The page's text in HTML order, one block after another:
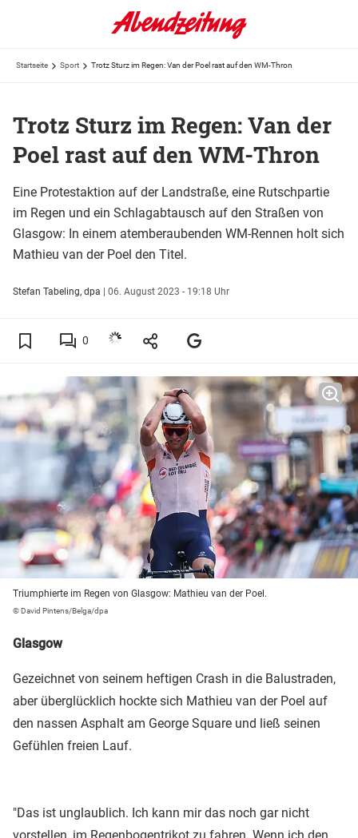
Startseite Sport Trotz Sturz im Regen: Van der Poel rast auf den WM-Thron
Trotz Sturz im Regen: Van der
Poel rast auf den WM-Thron
Eine Protestaktion auf der Landstraße, eine Rutschpartie
im Regen und ein Schlagabtausch auf den Straßen von
Glasgow: In einem atemberaubenden WM-Rennen holt sich
Mathieu van der Poel den Titel.
Stefan Tabeling, dpa | 06. August 2023 - 19:18 Uhr
0
Triumphierte im Regen von Glasgow: Mathieu van der Poel.
© David Pintens/Belga/dpa
Glasgow
Gezeichnet von seinem heftigen Crash in die Balustraden,
aber überglücklich hockte sich Mathieu van der Poel auf
den nassen Asphalt am George Square und ließ seinen
Gefühlen freien Lauf.
"Das ist unglaublich. Ich kann mir das noch gar nicht